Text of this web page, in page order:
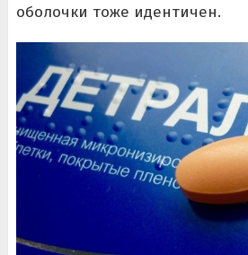
оболочки тоже идентичен.